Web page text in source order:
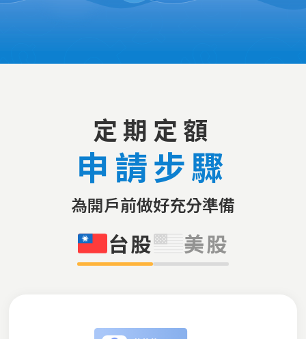
定期定額
申請步驟
為開戶前做好充分準備
台股 美股